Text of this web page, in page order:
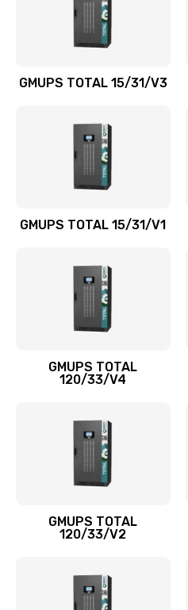
GMUPS TOTAL 15/31/V3
GMUPS TOTAL 15/31/V1
GMUPS TOTAL
120/33/V4
GMUPS TOTAL
120/33/V2